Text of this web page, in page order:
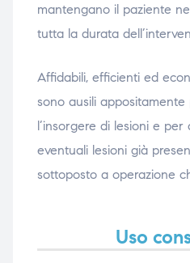
mantengano il paziente
tutta la durata
Affidabili, efficienti ed
sono ausili
l’insorgere di lesioni e per
eventuali lesioni già
sottoposto a operazione
Uso